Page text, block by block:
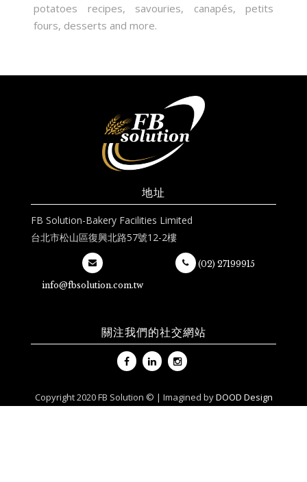
potatoes recipes, savouries, canapés, petits
fours, desserts and more.
地址
FB Solution-Bakery Facilities Limited
台北市松山區復興北路57號12-2樓
info@fbsolution.com.tw
(02) 27199915
關注我們的社交網站
Copyright 2020 FB Solution © | Imagined byDOOD Design